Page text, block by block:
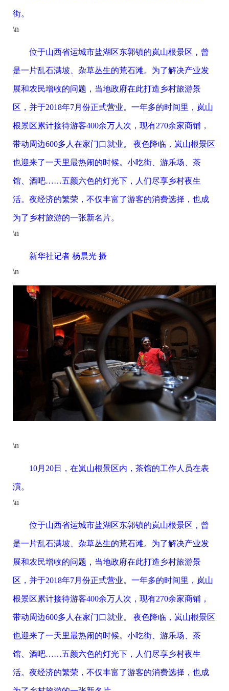
街。
\n
位于山西省运城市盐湖区东郭镇的岚山根景区，曾
是一片乱石满坡、杂草丛生的荒石滩。为了解决产业发
展和农民增收的问题，当地政府在此打造乡村旅游景
区，并于2018年7月份正式营业。一年多的时间里，岚山
根景区累计接待游客400余万人次，现有270余家商铺，
带动周边600多人在家门口就业。 夜色降临，岚山根景区
也迎来了一天里最热闹的时候。小吃街、游乐场、茶
馆、酒吧……五颜六色的灯光下，人们尽享乡村夜生
活。夜经济的繁荣，不仅丰富了游客的消费选择，也成
为了乡村旅游的一张新名片。
\n
新华社记者 杨晨光 摄
\n
\n
10月20日，在岚山根景区内，茶馆的工作人员在表
演。
\n
位于山西省运城市盐湖区东郭镇的岚山根景区，曾
是一片乱石满坡、杂草丛生的荒石滩。为了解决产业发
展和农民增收的问题，当地政府在此打造乡村旅游景
区，并于2018年7月份正式营业。一年多的时间里，岚山
根景区累计接待游客400余万人次，现有270余家商铺，
带动周边600多人在家门口就业。 夜色降临，岚山根景区
也迎来了一天里最热闹的时候。小吃街、游乐场、茶
馆、酒吧……五颜六色的灯光下，人们尽享乡村夜生
活。夜经济的繁荣，不仅丰富了游客的消费选择，也成